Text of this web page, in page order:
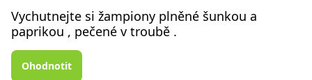
Vychutnejte si žampiony plněné šunkou a
paprikou , pečené v troubě .
Ohodnotit